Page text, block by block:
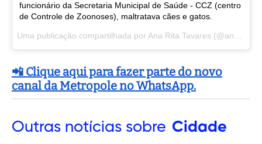
funcionário da Secretaria Municipal de Saúde - CCZ (centro
de Controle de Zoonoses), maltratava cães e gatos.
Uma publicação compartilhada por Ana Rita Tavares (@anaritatavaresoficial) em
📲 Clique aqui para fazer parte do novo
canal da Metropole no WhatsApp.
Outras notícias sobre Cidade